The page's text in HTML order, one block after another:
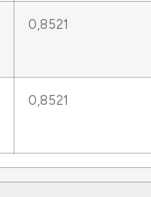
0,8521
0,8521